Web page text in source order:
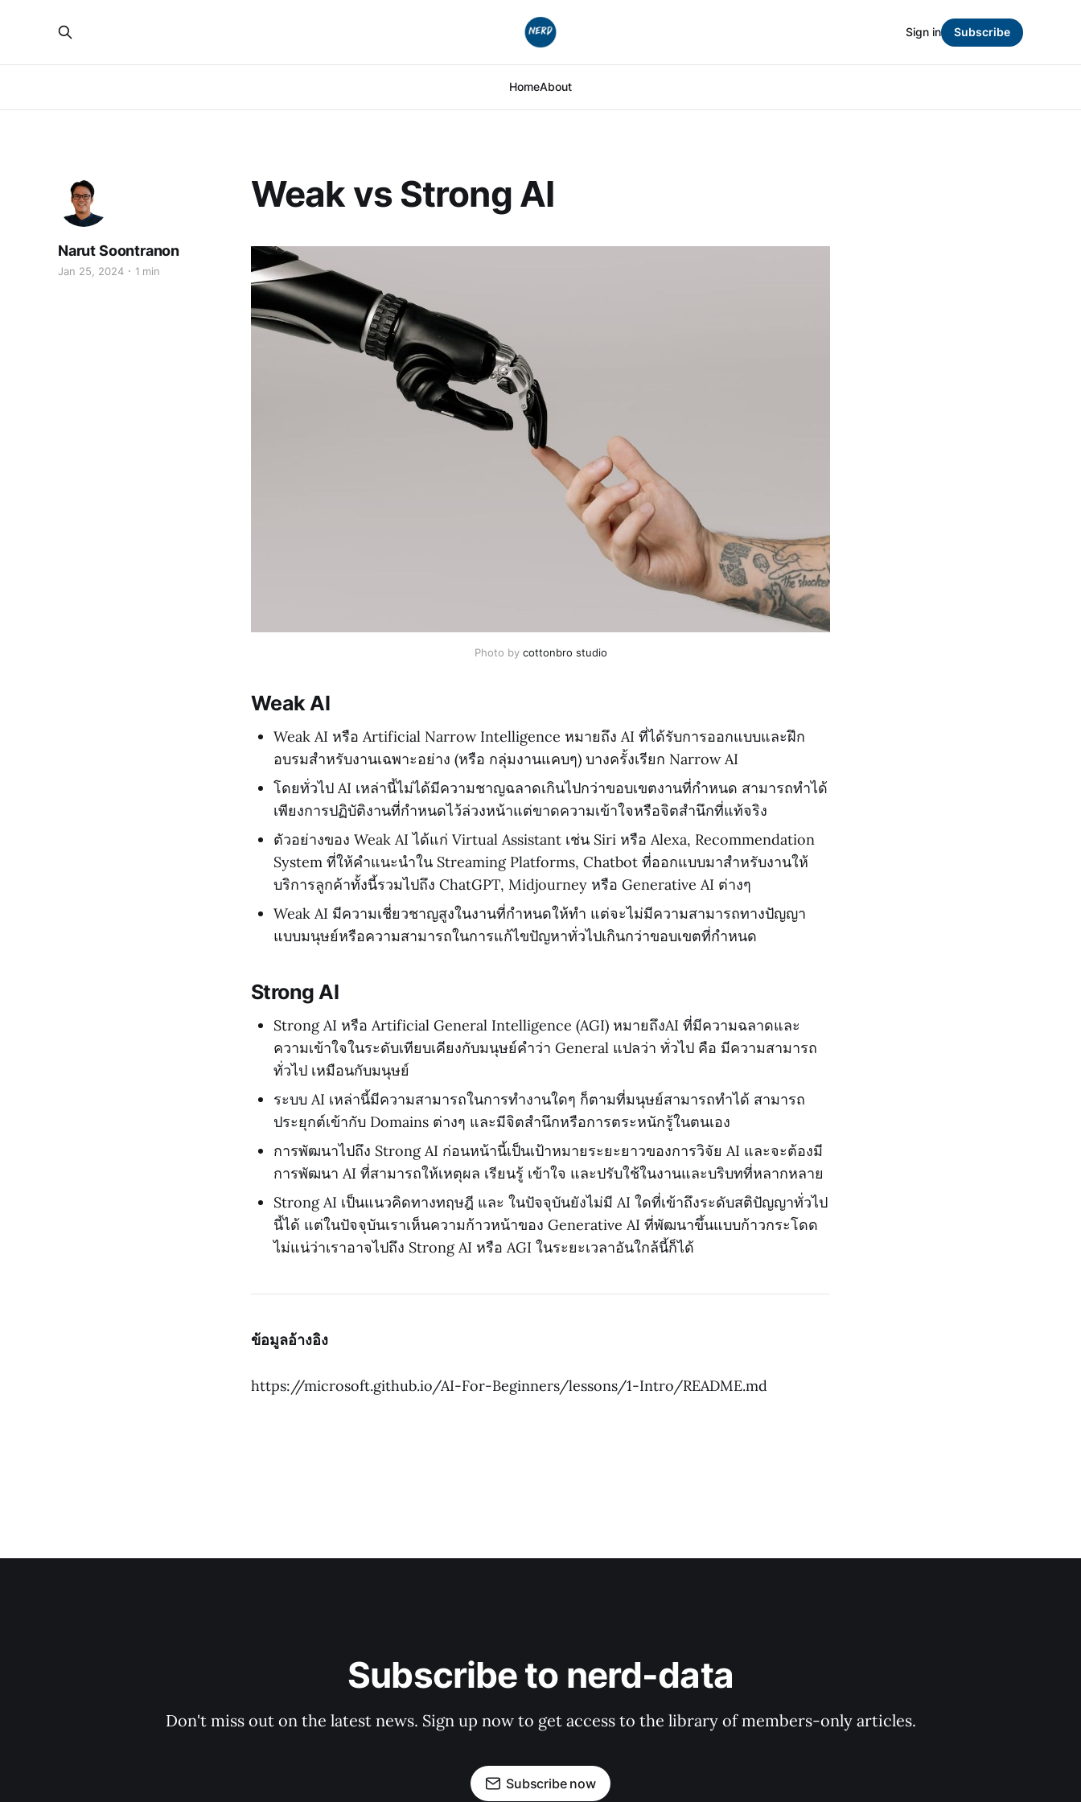
HomeAbout
Sign in Subscribe
Weak vs Strong AI
Narut Soontranon
Jan 25, 2024 1 min
Photo by cottonbro studio
Weak AI
Weak AI หรือ Artificial Narrow Intelligence หมายถึง AI ที่ได้รับการออกแบบและฝึก
อบรมสำหรับงานเฉพาะอย่าง (หรือ กลุ่มงานแคบๆ) บางครั้งเรียก Narrow AI
โดยทั่วไป AI เหล่านี้ไม่ได้มีความชาญฉลาดเกินไปกว่าขอบเขตงานที่กำหนด สามารถทำได้
เพียงการปฏิบัติงานที่กำหนดไว้ล่วงหน้าแต่ขาดความเข้าใจหรือจิตสำนึกที่แท้จริง
ตัวอย่างของ Weak AI ได้แก่ Virtual Assistant เช่น Siri หรือ Alexa, Recommendation
System ที่ให้คำแนะนำใน Streaming Platforms, Chatbot ที่ออกแบบมาสำหรับงานให้
บริการลูกค้าทั้งนี้รวมไปถึง ChatGPT, Midjourney หรือ Generative AI ต่างๆ
Weak AI มีความเชี่ยวชาญสูงในงานที่กำหนดให้ทำ แต่จะไม่มีความสามารถทางปัญญา
แบบมนุษย์หรือความสามารถในการแก้ไขปัญหาทั่วไปเกินกว่าขอบเขตที่กำหนด
Strong AI
Strong AI หรือ Artificial General Intelligence (AGI) หมายถึงAI ที่มีความฉลาดและ
ความเข้าใจในระดับเทียบเคียงกับมนุษย์คำว่า General แปลว่า ทั่วไป คือ มีความสามารถ
ทั่วไป เหมือนกับมนุษย์
ระบบ AI เหล่านี้มีความสามารถในการทำงานใดๆ ก็ตามที่มนุษย์สามารถทำได้ สามารถ
ประยุกต์เข้ากับ Domains ต่างๆ และมีจิตสำนึกหรือการตระหนักรู้ในตนเอง
การพัฒนาไปถึง Strong AI ก่อนหน้านี้เป็นเป้าหมายระยะยาวของการวิจัย AI และจะต้องมี
การพัฒนา AI ที่สามารถให้เหตุผล เรียนรู้ เข้าใจ และปรับใช้ในงานและบริบทที่หลากหลาย
Strong AI เป็นแนวคิดทางทฤษฎี และ ในปัจจุบันยังไม่มี AI ใดที่เข้าถึงระดับสติปัญญาทั่วไป
นี้ได้ แต่ในปัจจุบันเราเห็นความก้าวหน้าของ Generative AI ที่พัฒนาขึ้นแบบก้าวกระโดด
ไม่แน่ว่าเราอาจไปถึง Strong AI หรือ AGI ในระยะเวลาอันใกล้นี้ก็ได้
ข้อมูลอ้างอิง
https://microsoft.github.io/AI-For-Beginners/lessons/1-Intro/README.md
Subscribe to nerd-data
Don't miss out on the latest news. Sign up now to get access to the library of members-only articles.
Subscribe now